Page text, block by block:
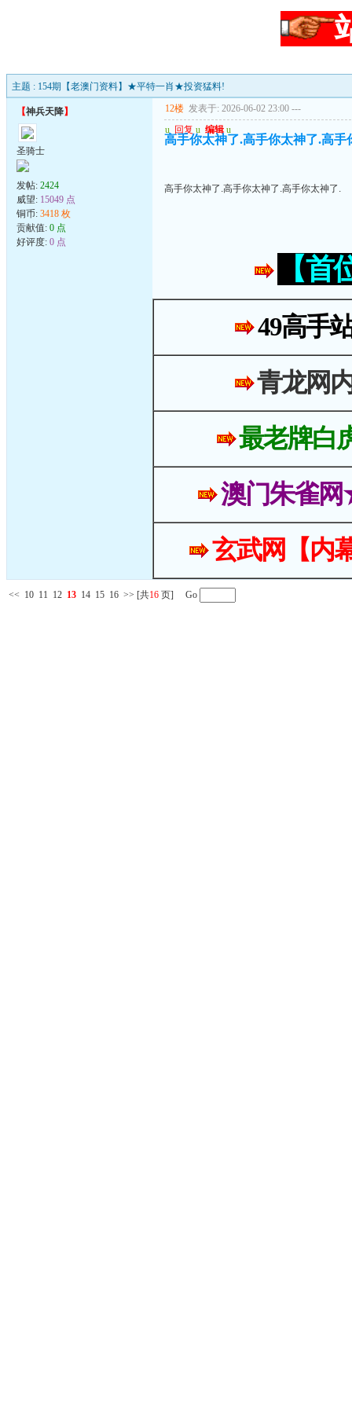
主题 : 154期【老澳门资料】★平特一肖★投资猛料!
【神兵天降】
圣骑士
发帖: 2424
威望: 15049 点
铜币: 3418 枚
贡献值: 0 点
好评度: 0 点
12楼 发表于: 2026-06-02 23:00 ---
u 回复 u 编辑 u
高手你太神了.高手你太神了.高手
高手你太神了.高手你太神了.高手你太神了.
【
49高手
青龙网
最老牌白
澳门朱雀
玄武网【内
<< 10 11 12 13 14 15 16 >> [共16 页] Go